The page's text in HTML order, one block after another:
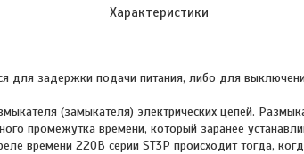
Характеристики
для задержки подачи питания, либо для
(замыкателя) электрических цепей.
промежутка времени, который заранее
времени 220В серии ST3P происходит тогда,